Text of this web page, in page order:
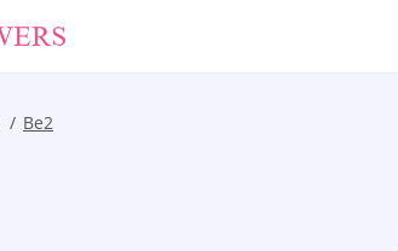
Be2